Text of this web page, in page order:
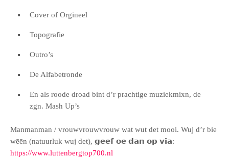
Cover of Orgineel
Topografie
Outro’s
De Alfabetronde
En als roode droad bint d’r prachtige muziekmixn, de
zgn. Mash Up’s
Manmanman / vrouwvrouwvrouw wat wut det mooi. Wuj d’r bie
wēēn (natuurluk wuj det), 𝗴𝗲𝗲𝗳 𝗼𝗲 𝗱𝗮𝗻 𝗼𝗽 𝘃𝗶𝗮:
https://www.luttenbergtop700.nl